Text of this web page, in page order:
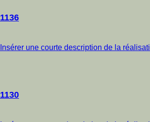
1136
Insérer une courte description de la
1130